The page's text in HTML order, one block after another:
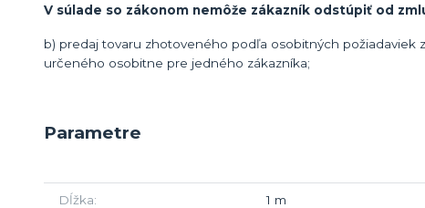
V súlade so zákonom nemôže zákazník odstúpiť od
b) predaj tovaru zhotoveného podľa osobitných požiadaviek
určeného osobitne pre jedného zákazníka;
Parametre
Dĺžka 1 m